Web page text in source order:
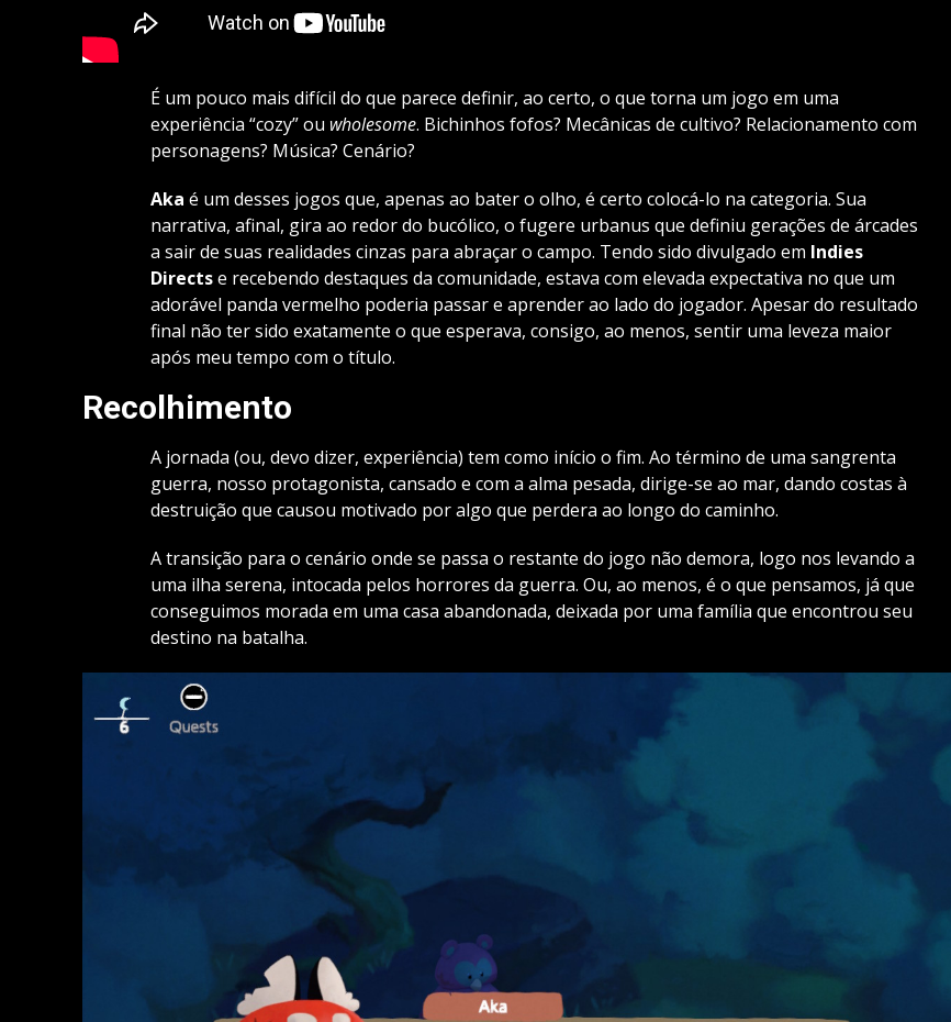
É um pouco mais difícil do que parece definir, ao certo, o que torna um jogo em uma
experiência “cozy” ou wholesome. Bichinhos fofos? Mecânicas de cultivo? Relacionamento com
personagens? Música? Cenário?
Aka é um desses jogos que, apenas ao bater o olho, é certo colocá-lo na categoria. Sua
narrativa, afinal, gira ao redor do bucólico, o fugere urbanus que definiu gerações de árcades
a sair de suas realidades cinzas para abraçar o campo. Tendo sido divulgado em Indies
Directse recebendo destaques da comunidade, estava com elevada expectativa no que um
adorável panda vermelho poderia passar e aprender ao lado do jogador. Apesar do resultado
final não ter sido exatamente o que esperava, consigo, ao menos, sentir uma leveza maior
após meu tempo com o título.
Recolhimento
A jornada (ou, devo dizer, experiência) tem como início o fim. Ao término de uma sangrenta
guerra, nosso protagonista, cansado e com a alma pesada, dirige-se ao mar, dando costas à
destruição que causou motivado por algo que perdera ao longo do caminho.
A transição para o cenário onde se passa o restante do jogo não demora, logo nos levando a
uma ilha serena, intocada pelos horrores da guerra. Ou, ao menos, é o que pensamos, já que
conseguimos morada em uma casa abandonada, deixada por uma família que encontrou seu
destino na batalha.